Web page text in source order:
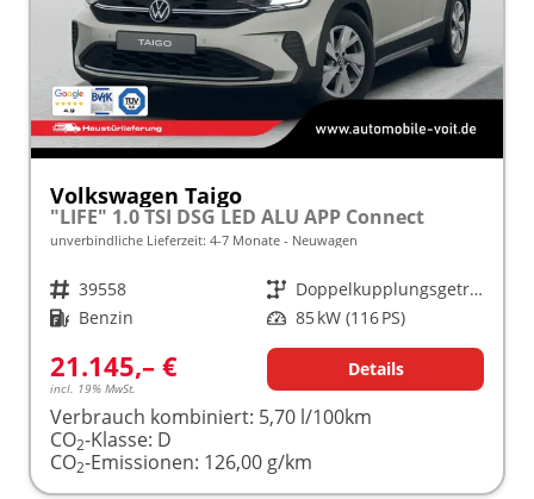
Volkswagen Taigo
"LIFE" 1.0 TSI DSG LED ALU APP Connect
unverbindliche Lieferzeit: 4-7 Monate Neuwagen
Fahrzeugnr. 39558 Getriebe
Doppelkupplungsgetriebe (DSG)
Kraftstoff Benzin Leistung 85 kW (116 PS)
21.145,– €
incl. 19% MwSt.
Details
Verbrauch kombiniert: 5,70 l/100km
CO2-Klasse: D
CO2-Emissionen: 126,00 g/km